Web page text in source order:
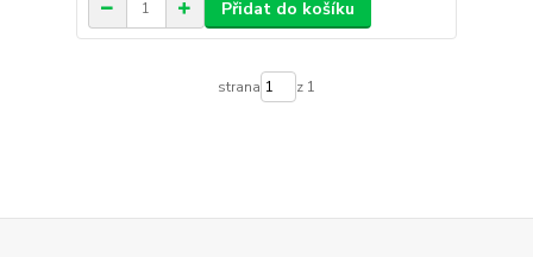
Přidat do košíku
strana z 1